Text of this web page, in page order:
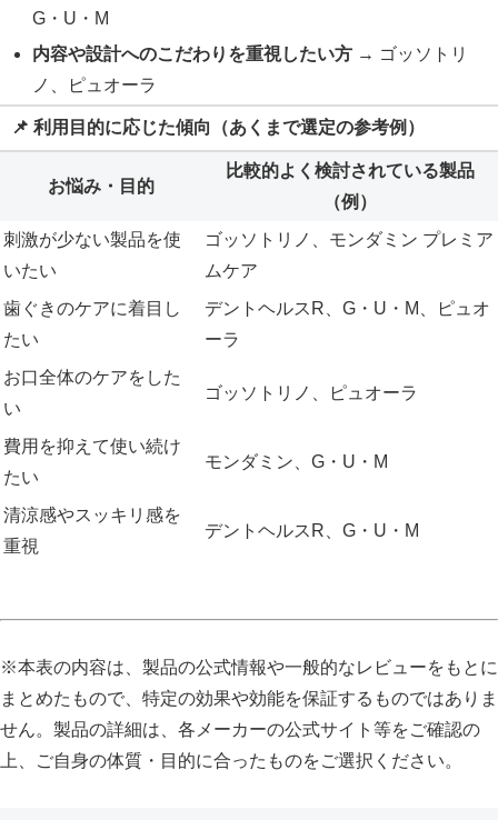
G・U・M
内容や設計へのこだわりを重視したい方 → ゴッソトリ
ノ、ピュオーラ
📌 利用目的に応じた傾向（あくまで選定の参考例）
お悩み・目的
比較的よく検討されている製品
（例）
刺激が少ない製品を使
いたい
ゴッソトリノ、モンダミン プレミア
ムケア
歯ぐきのケアに着目し
たい
デントヘルスR、G・U・M、ピュオ
ーラ
お口全体のケアをした
い
ゴッソトリノ、ピュオーラ
費用を抑えて使い続け
たい
モンダミン、G・U・M
清涼感やスッキリ感を
重視
デントヘルスR、G・U・M
※本表の内容は、製品の公式情報や一般的なレビューをもとに
まとめたもので、特定の効果や効能を保証するものではありま
せん。製品の詳細は、各メーカーの公式サイト等をご確認の
上、ご自身の体質・目的に合ったものをご選択ください。